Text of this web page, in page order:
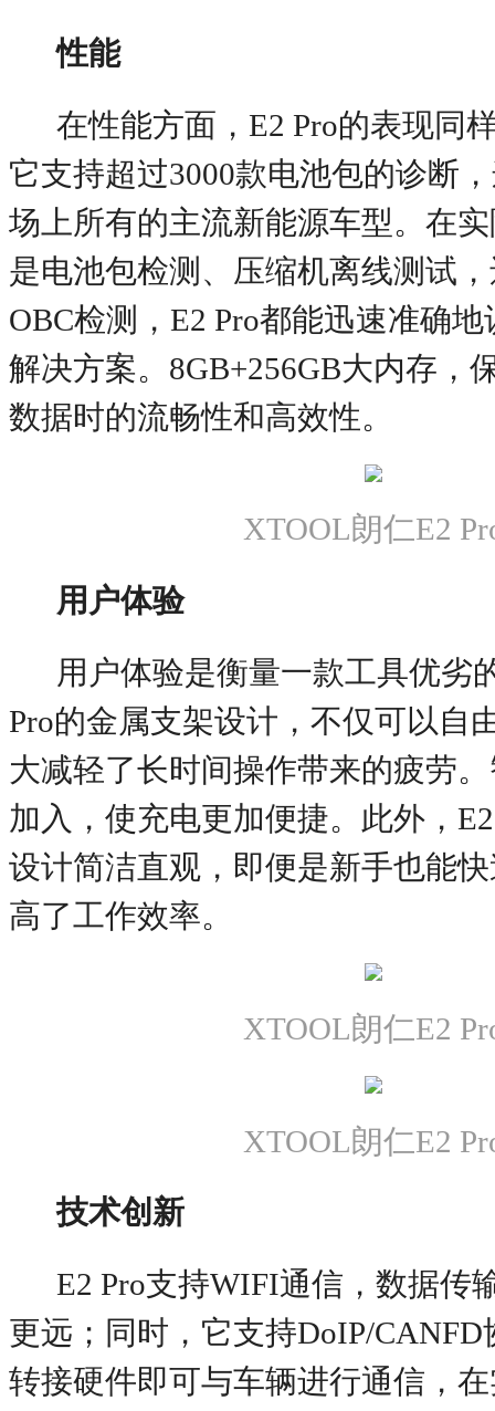
性能
在性能方面， E2 Pro的表现同
它支持超过3000款电池包的诊断
场上所有的主流新能源车型。在
是电池包检测、压缩机离线测试
OBC检测，E2 Pro都能迅速准确
解决方案。8GB+256GB大内存，
数据时的流畅性和高效性。
XTOOL朗仁E2
用户体验
用户体验是衡量一款工具优劣
Pro的金属支架设计，不仅可以自
大减轻了长时间操作带来的疲劳
加入，使充电更加便捷。此外，
设计简洁直观，即便是新手也能
高了工作效率。
XTOOL朗仁E2
XTOOL朗仁E2
技术创新
E2 Pro支持WIFI通信，数据传
更远；同时，它支持DoIP/
转接硬件即可与车辆进行通信，